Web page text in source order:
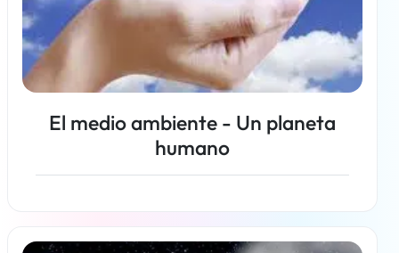
El medio ambiente - Un planeta
humano
Más información